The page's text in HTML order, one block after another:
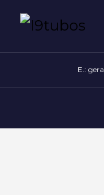
E.: